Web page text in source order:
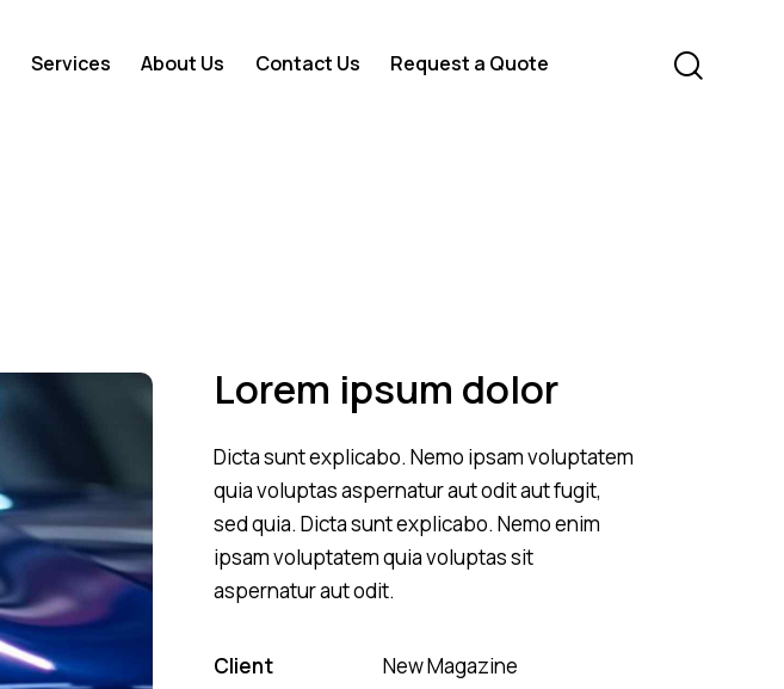
Services About Us Contact Us Request a Quote
Lorem ipsum dolor
Dicta sunt explicabo. Nemo ipsam voluptatem
quia voluptas aspernatur aut odit aut fugit,
sed quia. Dicta sunt explicabo. Nemo enim
ipsam voluptatem quia voluptas sit
aspernatur aut odit.
Client
New Magazine